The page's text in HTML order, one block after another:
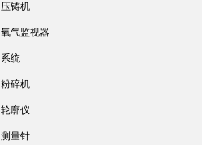
压铸机
氧气监视器
系统
粉碎机
轮廓仪
测量针